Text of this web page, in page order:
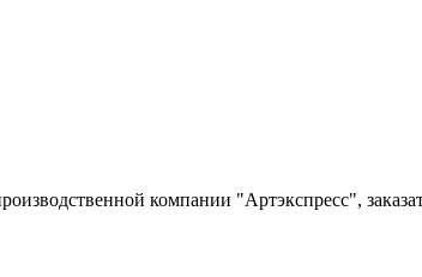
компании "Артэкспресс",